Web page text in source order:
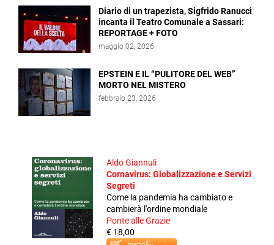
Diario di un trapezista, Sigfrido Ranucci
incanta il Teatro Comunale a Sassari:
REPORTAGE + FOTO
maggio 02, 2026
EPSTEIN E IL “PULITORE DEL WEB”
MORTO NEL MISTERO
febbraio 23, 2026
Aldo Giannuli
Cornavirus: Globalizzazione e Servizi
Segreti
Come la pandemia ha cambiato e
cambierà l'ordine mondiale
Ponte alle Grazie
€ 18,00